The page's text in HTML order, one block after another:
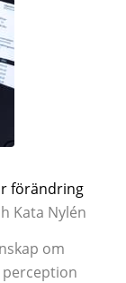
förändring
Kata Nylén
om